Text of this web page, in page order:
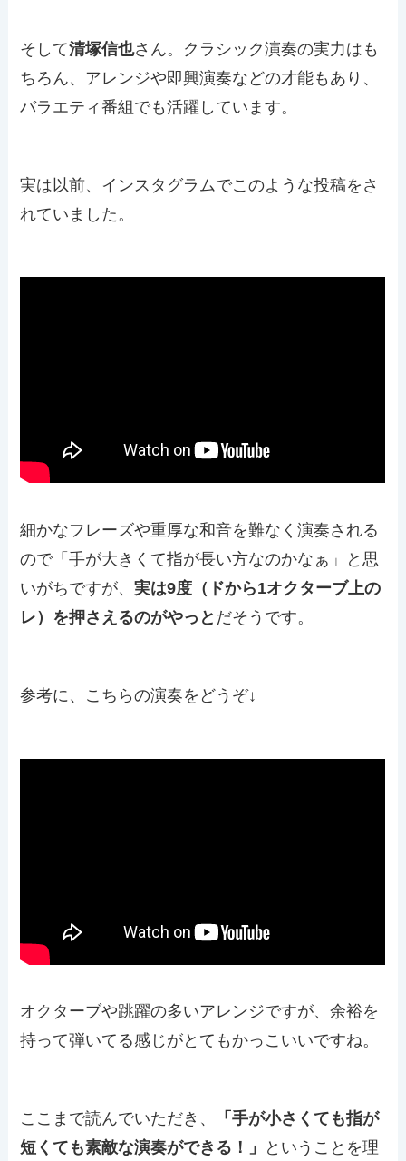
そして清塚信也さん。クラシック演奏の実力はも
ちろん、アレンジや即興演奏などの才能もあり、
バラエティ番組でも活躍しています。
実は以前、インスタグラムでこのような投稿をさ
れていました。
細かなフレーズや重厚な和音を難なく演奏される
ので「手が大きくて指が長い方なのかなぁ」と思
いがちですが、実は9度（ドから1オクターブ上の
レ）を押さえるのがやっと だそうです。
参考に、こちらの演奏をどうぞ↓
オクターブや跳躍の多いアレンジですが、余裕を
持って弾いてる感じがとてもかっこいいですね。
ここまで読んでいただき、
「手が小さくても指が
短くても素敵な演奏ができる！」
ということを理